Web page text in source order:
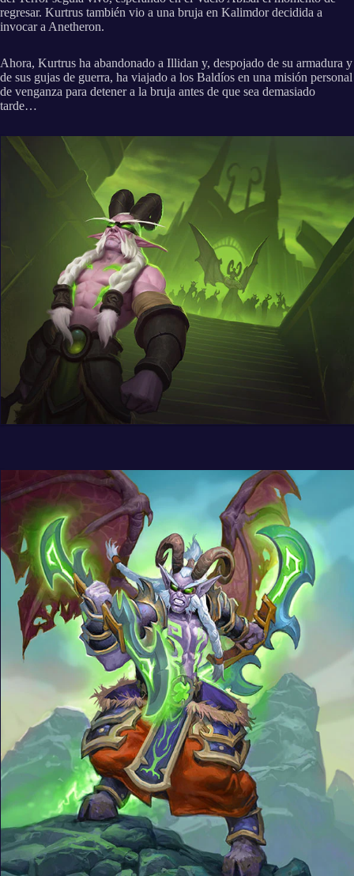
regresar. Kurtrus también vio a una bruja en Kalimdor decidida a
invocar a Anetheron.
Ahora, Kurtrus ha abandonado a Illidan y, despojado de su armadura y
de sus gujas de guerra, ha viajado a los Baldíos en una misión personal
de venganza para detener a la bruja antes de que sea demasiado
tarde…